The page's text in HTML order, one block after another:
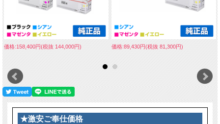
価格:158,400円(税抜 144,000円) 価格:89,430円(税抜 81,300円)
★激安ご奉仕価格